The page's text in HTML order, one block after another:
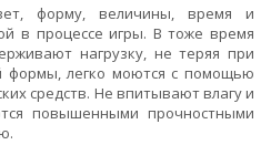
форму, величины, время и
в процессе игры. В тоже время
нагрузку, не теряя при
формы, легко моются с помощью
средств. Не впитывают влагу и
повышенными прочностными